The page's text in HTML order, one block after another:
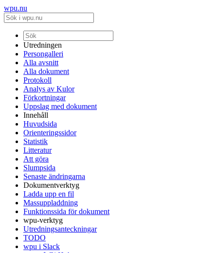
wpu.nu
Utredningen
Persongalleri
Alla avsnitt
Alla dokument
Protokoll
Analys av Kulor
Förkortningar
Uppslag med dokument
Innehåll
Huvudsida
Orienteringssidor
Statistik
Litteratur
Att göra
Slumpsida
Senaste ändringarna
Dokumentverktyg
Ladda upp en fil
Massuppladdning
Funktionssida för dokument
wpu-verktyg
Utredningsanteckningar
TODO
wpu i Slack